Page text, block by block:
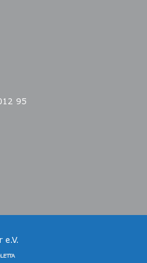
95
e.V.